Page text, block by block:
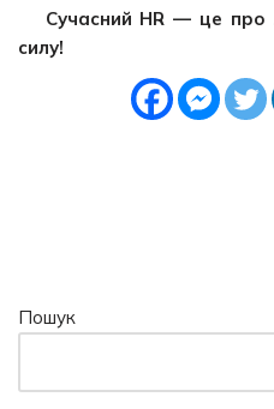
Сучасний HR — це
силу!
Пошук